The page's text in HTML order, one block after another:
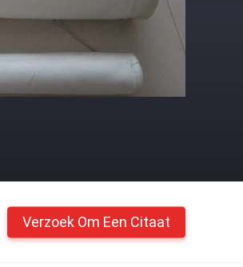
Verzoek Om Een Citaat